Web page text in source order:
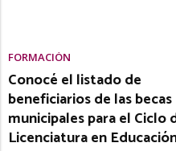
FORMACIÓN
Conocé el listado de
beneficiarios de las becas
municipales para el Ciclo
Licenciatura en